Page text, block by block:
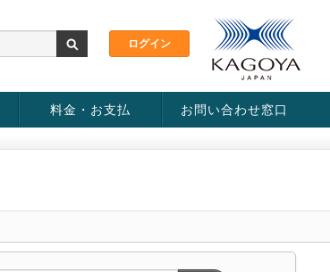
料金・お支払 お問い合わせ窓口